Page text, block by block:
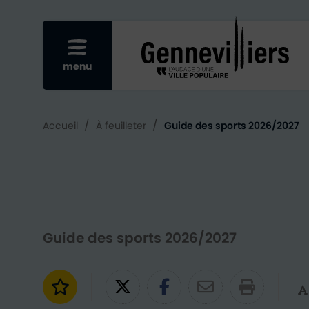
Afficher le menu mobile
menu
Accueil / À feuilleter / Guide des sports 2026/2027
Guide des sports 2026/2027
Ajouter aux favoris
Partager sur Twitter
Partager sur
Partager